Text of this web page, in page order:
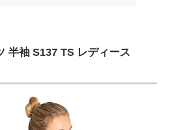
半袖 S137 TS レディース